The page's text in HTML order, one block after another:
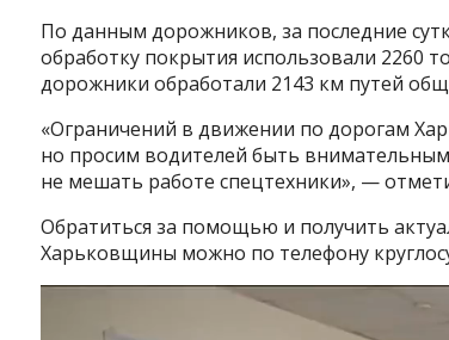
По данным дорожников, за последние
обработку покрытия использовали 2260
дорожники обработали 2143 км путей
«Ограничений в движении по дорогам
но просим водителей быть
не мешать работе спецтехники», —
Обратиться за помощью и получить
Харьковщины можно по телефону
Видеоплеер